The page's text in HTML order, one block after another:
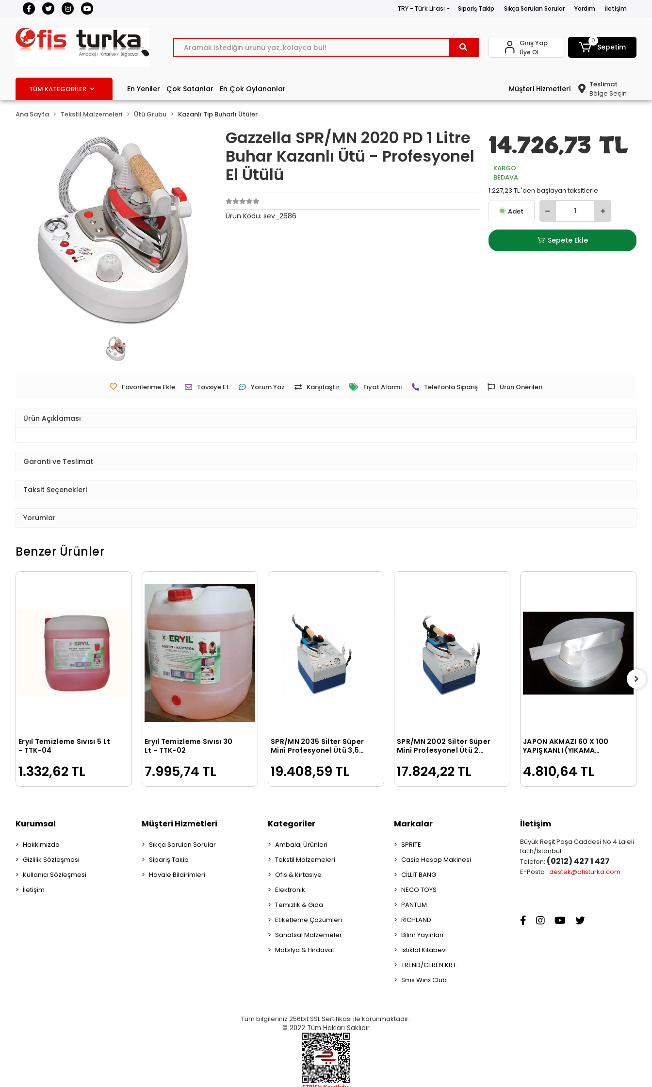
TRY - Türk Lirası Sipariş Takip Sıkça Sorulan Sorular Yardım İletişim
Giriş Yap
Üye Ol
0
Sepetim
TÜM KATEGORİLER En Yeniler Çok Satanlar En Çok Oylananlar Müşteri Hizmetleri
Teslimat
Bölge Seçin
Ana Sayfa Tekstil Malzemeleri Ütü Grubu Kazanlı Tip Buharlı Ütüler
Gazzella SPR/MN 2020 PD 1 Litre
Buhar Kazanlı Ütü - Profesyonel
El Ütülü
Ürün Kodu:sev_2686
14.726,73 TL
KARGO
BEDAVA
1.227,23 TL 'den başlayan taksitlerle
Adet
Sepete Ekle
Favorilerime Ekle Tavsiye Et Yorum Yaz Karşılaştır Fiyat Alarmı Telefonla Sipariş Ürün Önerileri
Ürün Açıklaması
Garanti ve Teslimat
Taksit Seçenekleri
Yorumlar
Benzer Ürünler
Sepete Ekle
Eryıl Temizleme Sıvısı 5 Lt
- TTK-04
1.332,62 TL
Sepete Ekle
Eryıl Temizleme Sıvısı 30
Lt - TTK-02
7.995,74 TL
Sepete Ekle
SPR/MN 2035 Silter Süper
Mini Profesyonel Ütü 3,5
19.408,59 TL
Sepete Ekle
SPR/MN 2002 Silter Süper
Mini Profesyonel Ütü 2
17.824,22 TL
Sepete Ekle
JAPON AKMAZI 60 X 100
YAPIŞKANLI (YIKAMA
4.810,64 TL
Kurumsal
Hakkımızda
Gizlilik Sözleşmesi
Kullanıcı Sözleşmesi
İletişim
Müşteri Hizmetleri
Sıkça Sorulan Sorular
Sipariş Takip
Havale Bildirimleri
Kategoriler
Ambalaj Ürünleri
Tekstil Malzemeleri
Ofis & Kırtasiye
Elektronik
Temizlik & Gıda
Etiketleme Çözümleri
Sanatsal Malzemeler
Mobilya & Hırdavat
Markalar
SPRITE
Casio Hesap Makinesi
CİLLİT BANG
NECO TOYS
PANTUM
RİCHLAND
Bilim Yayınları
İstiklal Kitabevi
TREND/CEREN KRT.
Sms Winx Club
İletişim
Büyük Reşit Paşa Caddesi No:4 Laleli
fatih/İstanbul
Telefon: (0212) 427 1 427
E-Posta : destek@ofisturka.com
Tüm bilgileriniz 256bit SSL Sertifikası ile korunmaktadır.
© 2022 Tüm Hakları Saklıdır